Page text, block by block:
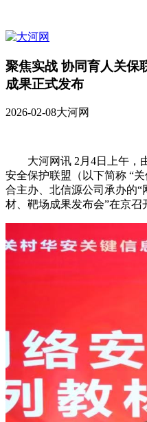
聚焦实战 协同育人关保
成果正式发布
2026-02-08大河网
大河网讯 2月4日上午，
安全保护联盟（以下简称 “
合主办、北信源公司承办的
材、靶场成果发布会”在京召